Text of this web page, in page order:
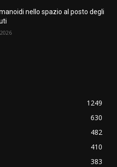
nello spazio al posto degli
1249
630
482
410
383